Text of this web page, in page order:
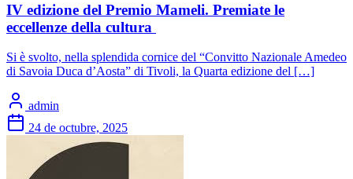
IV edizione del Premio Mameli. Premiate le
eccellenze della cultura
Si è svolto, nella splendida cornice del “Convitto Nazionale Amedeo
di Savoia Duca d’Aosta” di Tivoli, la Quarta edizione del […]
admin
24 de octubre, 2025